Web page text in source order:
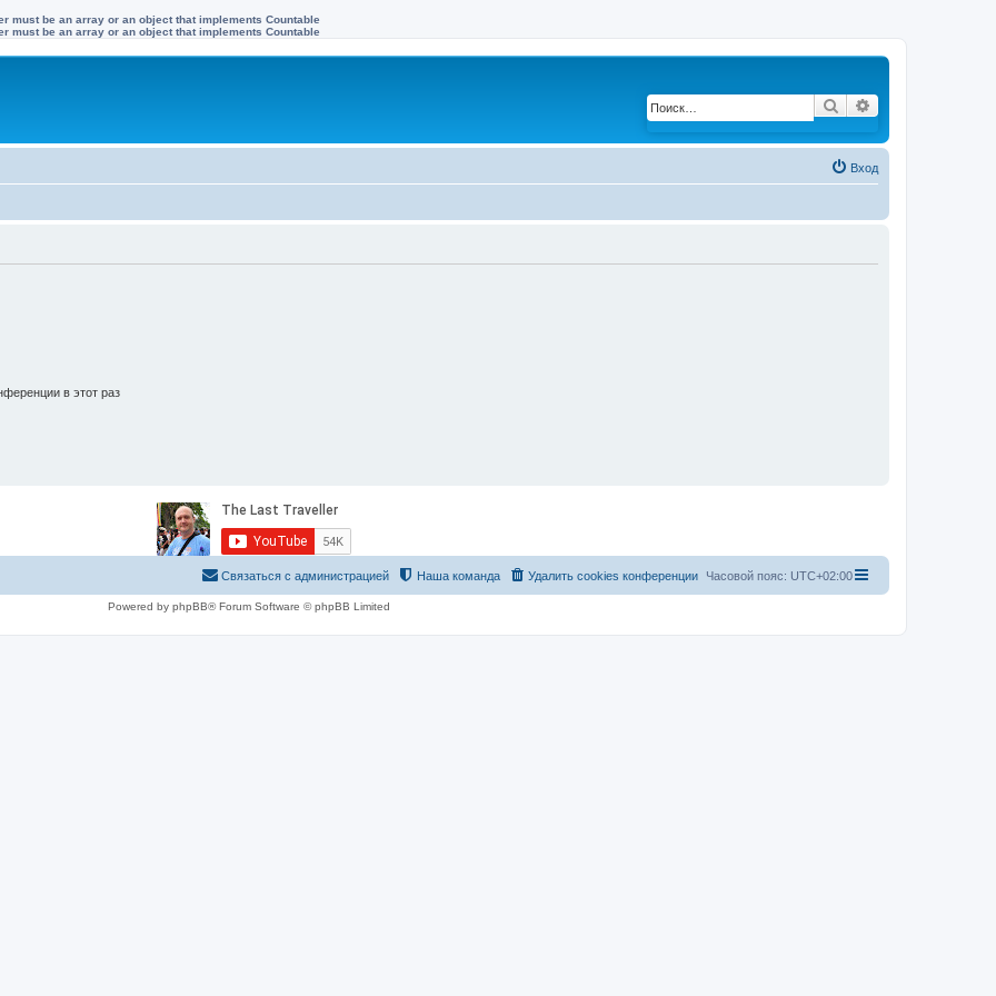
must be an array or an object that implements Countable
must be an array or an object that implements Countable
Поиск
Вход
в этот раз
Часовой пояс: UTC+02:00
Удалить cookies конференции
Наша команда
Связаться с администрацией
Powered by phpBB® Forum Software © phpBB Limited